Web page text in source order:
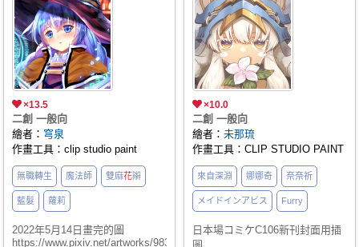
×13.5
二創 一般向
繪者： 穹泉
作畫工具：clip studio paint
無職轉生 魔法師 雙麻花辮
藍髮 蘿莉
2022年5月14日畫完的圖
https://www.pixiv.net/artworks/98344713
×10.0
二創 一般向
繪者： 未那琉
作畫工具：CLIP STUDIO PAINT
來自深淵 娜娜奇 奈奈祈
メイドインアビス Furry
日本場コミケC106新刊封面用插